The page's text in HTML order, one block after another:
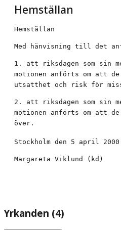
Hemställan
Hemställan
Med hänvisning till det
1. att riksdagen som sin
motionen anförts om att
utsatthet och risk för
2. att riksdagen som sin
motionen anförts om att
över.
Stockholm den 5 april 2000
Margareta Viklund (kd)
Yrkanden (4)